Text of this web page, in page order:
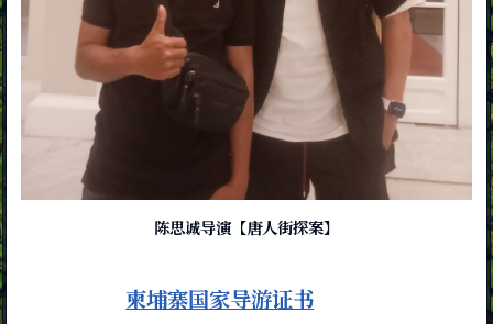
陈思诚导演【唐人街探案】
柬埔寨国家导游证书